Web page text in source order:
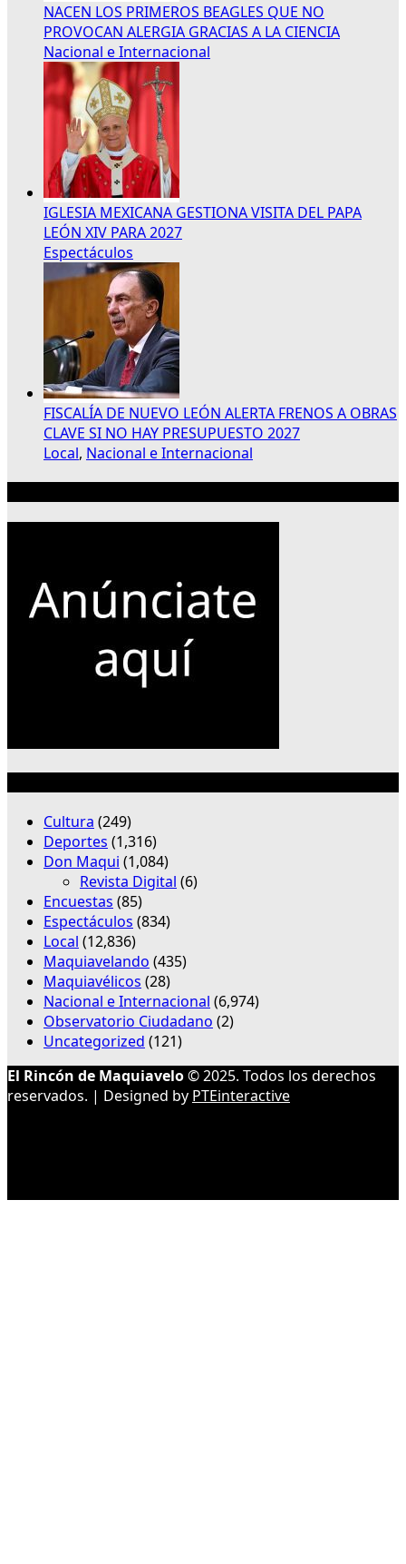
NACEN LOS PRIMEROS BEAGLES QUE NO
PROVOCAN ALERGIA GRACIAS A LA CIENCIA
Nacional e Internacional
IGLESIA MEXICANA GESTIONA VISITA DEL PAPA
LEÓN XIV PARA 2027
Espectáculos
FISCALÍA DE NUEVO LEÓN ALERTA FRENOS A OBRAS
CLAVE SI NO HAY PRESUPUESTO 2027
Local, Nacional e Internacional
Cultura (249)
Deportes (1,316)
Don Maqui (1,084)
Revista Digital (6)
Encuestas (85)
Espectáculos (834)
Local (12,836)
Maquiavelando (435)
Maquiavélicos (28)
Nacional e Internacional (6,974)
Observatorio Ciudadano (2)
Uncategorized (121)
El Rincón de Maquiavelo© 2025. Todos los derechos
reservados. | Designed by PTEinteractive